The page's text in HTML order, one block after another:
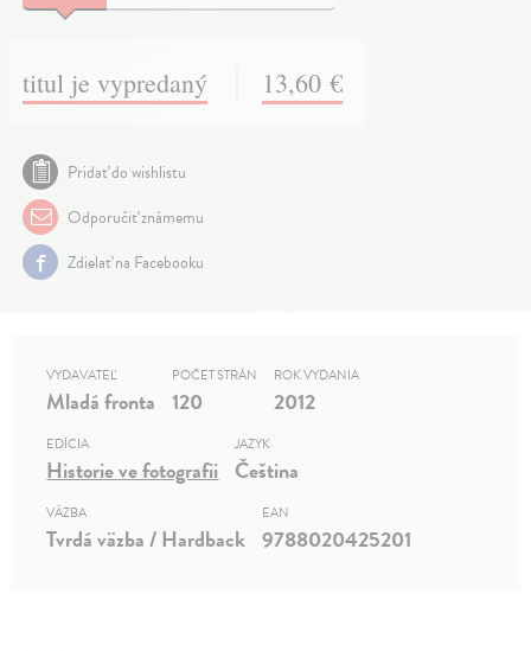
titul je vypredaný 13,60 €
Pridať do wishlistu
Odporučiť známemu
Zdielať na Facebooku
VYDAVATEĽ
Mladá fronta
POČET STRÁN
120
ROK VYDANIA
2012
EDÍCIA
Historie ve fotografii
JAZYK
Čeština
VÄZBA
Tvrdá väzba / Hardback
EAN
9788020425201